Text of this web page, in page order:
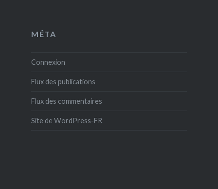
MÉTA
Connexion
Flux des publications
Flux des commentaires
Site de WordPress-FR